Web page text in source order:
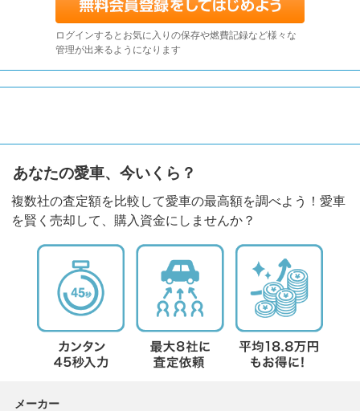
ログインするとお気に入りの保存や燃費記録など様々な
管理が出来るようになります
あなたの愛車、今いくら？
複数社の査定額を比較して愛車の最高額を調べよう！愛車
を賢く売却して、購入資金にしませんか？
メーカー